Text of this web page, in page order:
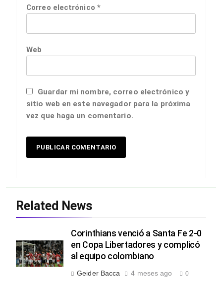
Correo electrónico *
Web
Guardar mi nombre, correo electrónico y
sitio web en este navegador para la próxima
vez que haga un comentario.
Related News
Corinthians venció a Santa Fe 2-0
en Copa Libertadores y complicó
al equipo colombiano
Geider Bacca 4 meses ago 0